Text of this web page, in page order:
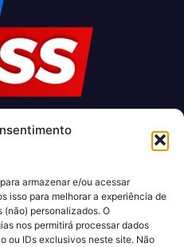
armazenar e/ou acessar
isso para melhorar a experiência de
(não) personalizados. O
nos permitirá processar dados
ou IDs exclusivos neste site. Não
de notícias e um jornal
notícias sobre a cidade do Rio
informações sobre política,
temas relevantes para a
o Jornal Rio Press oferece